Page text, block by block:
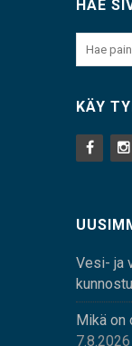
HAE
KÄY
Vesi- ja
Mikä on
7.8.2026